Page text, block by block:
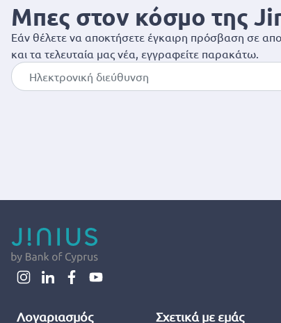
Μπες στον κόσμο της
Εάν θέλετε να αποκτήσετε έγκαιρη πρόσβαση σε
και τα τελευταία μας νέα, εγγραφείτε παρακάτω.
Λογαριασμός Σχετικά με εμάς